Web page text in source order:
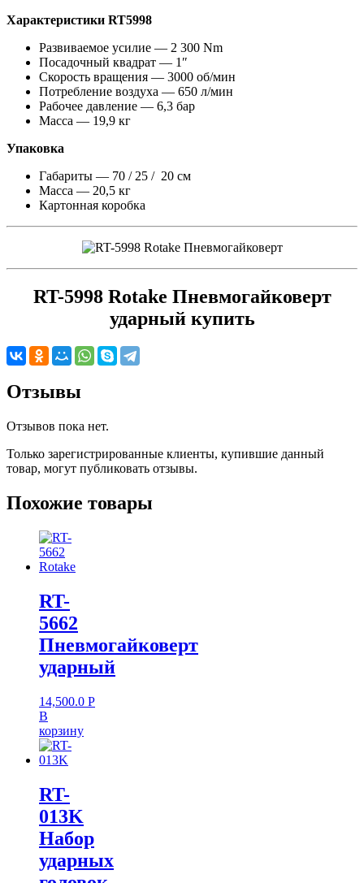
Характеристики RT5998
Развиваемое усилие — 2 300 Nm
Посадочный квадрат — 1″
Скорость вращения — 3000 об/мин
Потребление воздуха — 650 л/мин
Рабочее давление — 6,3 бар
Масса — 19,9 кг
Упаковка
Габариты — 70 / 25 / 20 см
Масса — 20,5 кг
Картонная коробка
RT-5998 Rotake Пневмогайковерт
ударный купить
Отзывы
Отзывов пока нет.
Только зарегистрированные клиенты, купившие данный
товар, могут публиковать отзывы.
Похожие товары
RT-
5662
Пневмогайковерт
ударный
14,500.0 Р
В
корзину
RT-
013K
Набор
ударных